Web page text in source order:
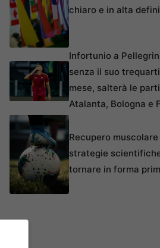
chiaro e in alta
Infortunio a
senza il suo
mese, salterà le
Atalanta, Bologna e
Recupero
strategie
tornare in forma